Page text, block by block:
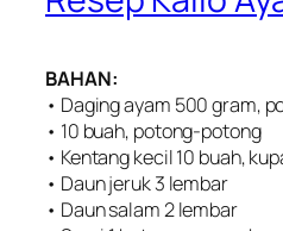
BAHAN:
• Daging ayam 500 gram,
• 10 buah, potong-potong
• Kentang kecil 10 buah,
• Daun jeruk 3 lembar
• Daun salam 2 lembar